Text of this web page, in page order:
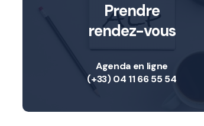
Prendre
rendez-vous
Agenda en ligne
(+33) 04 11 66 55 54